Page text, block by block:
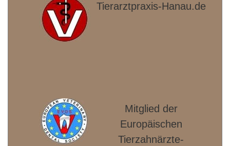
Tierarztpraxis-Hanau.de
Mitglied der
Europäischen
Tierzahnärzte­